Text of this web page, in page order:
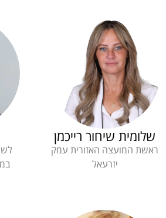
שלומית שיחור רייכמן
ראשת המועצה האזורית עמק
יזרעאל